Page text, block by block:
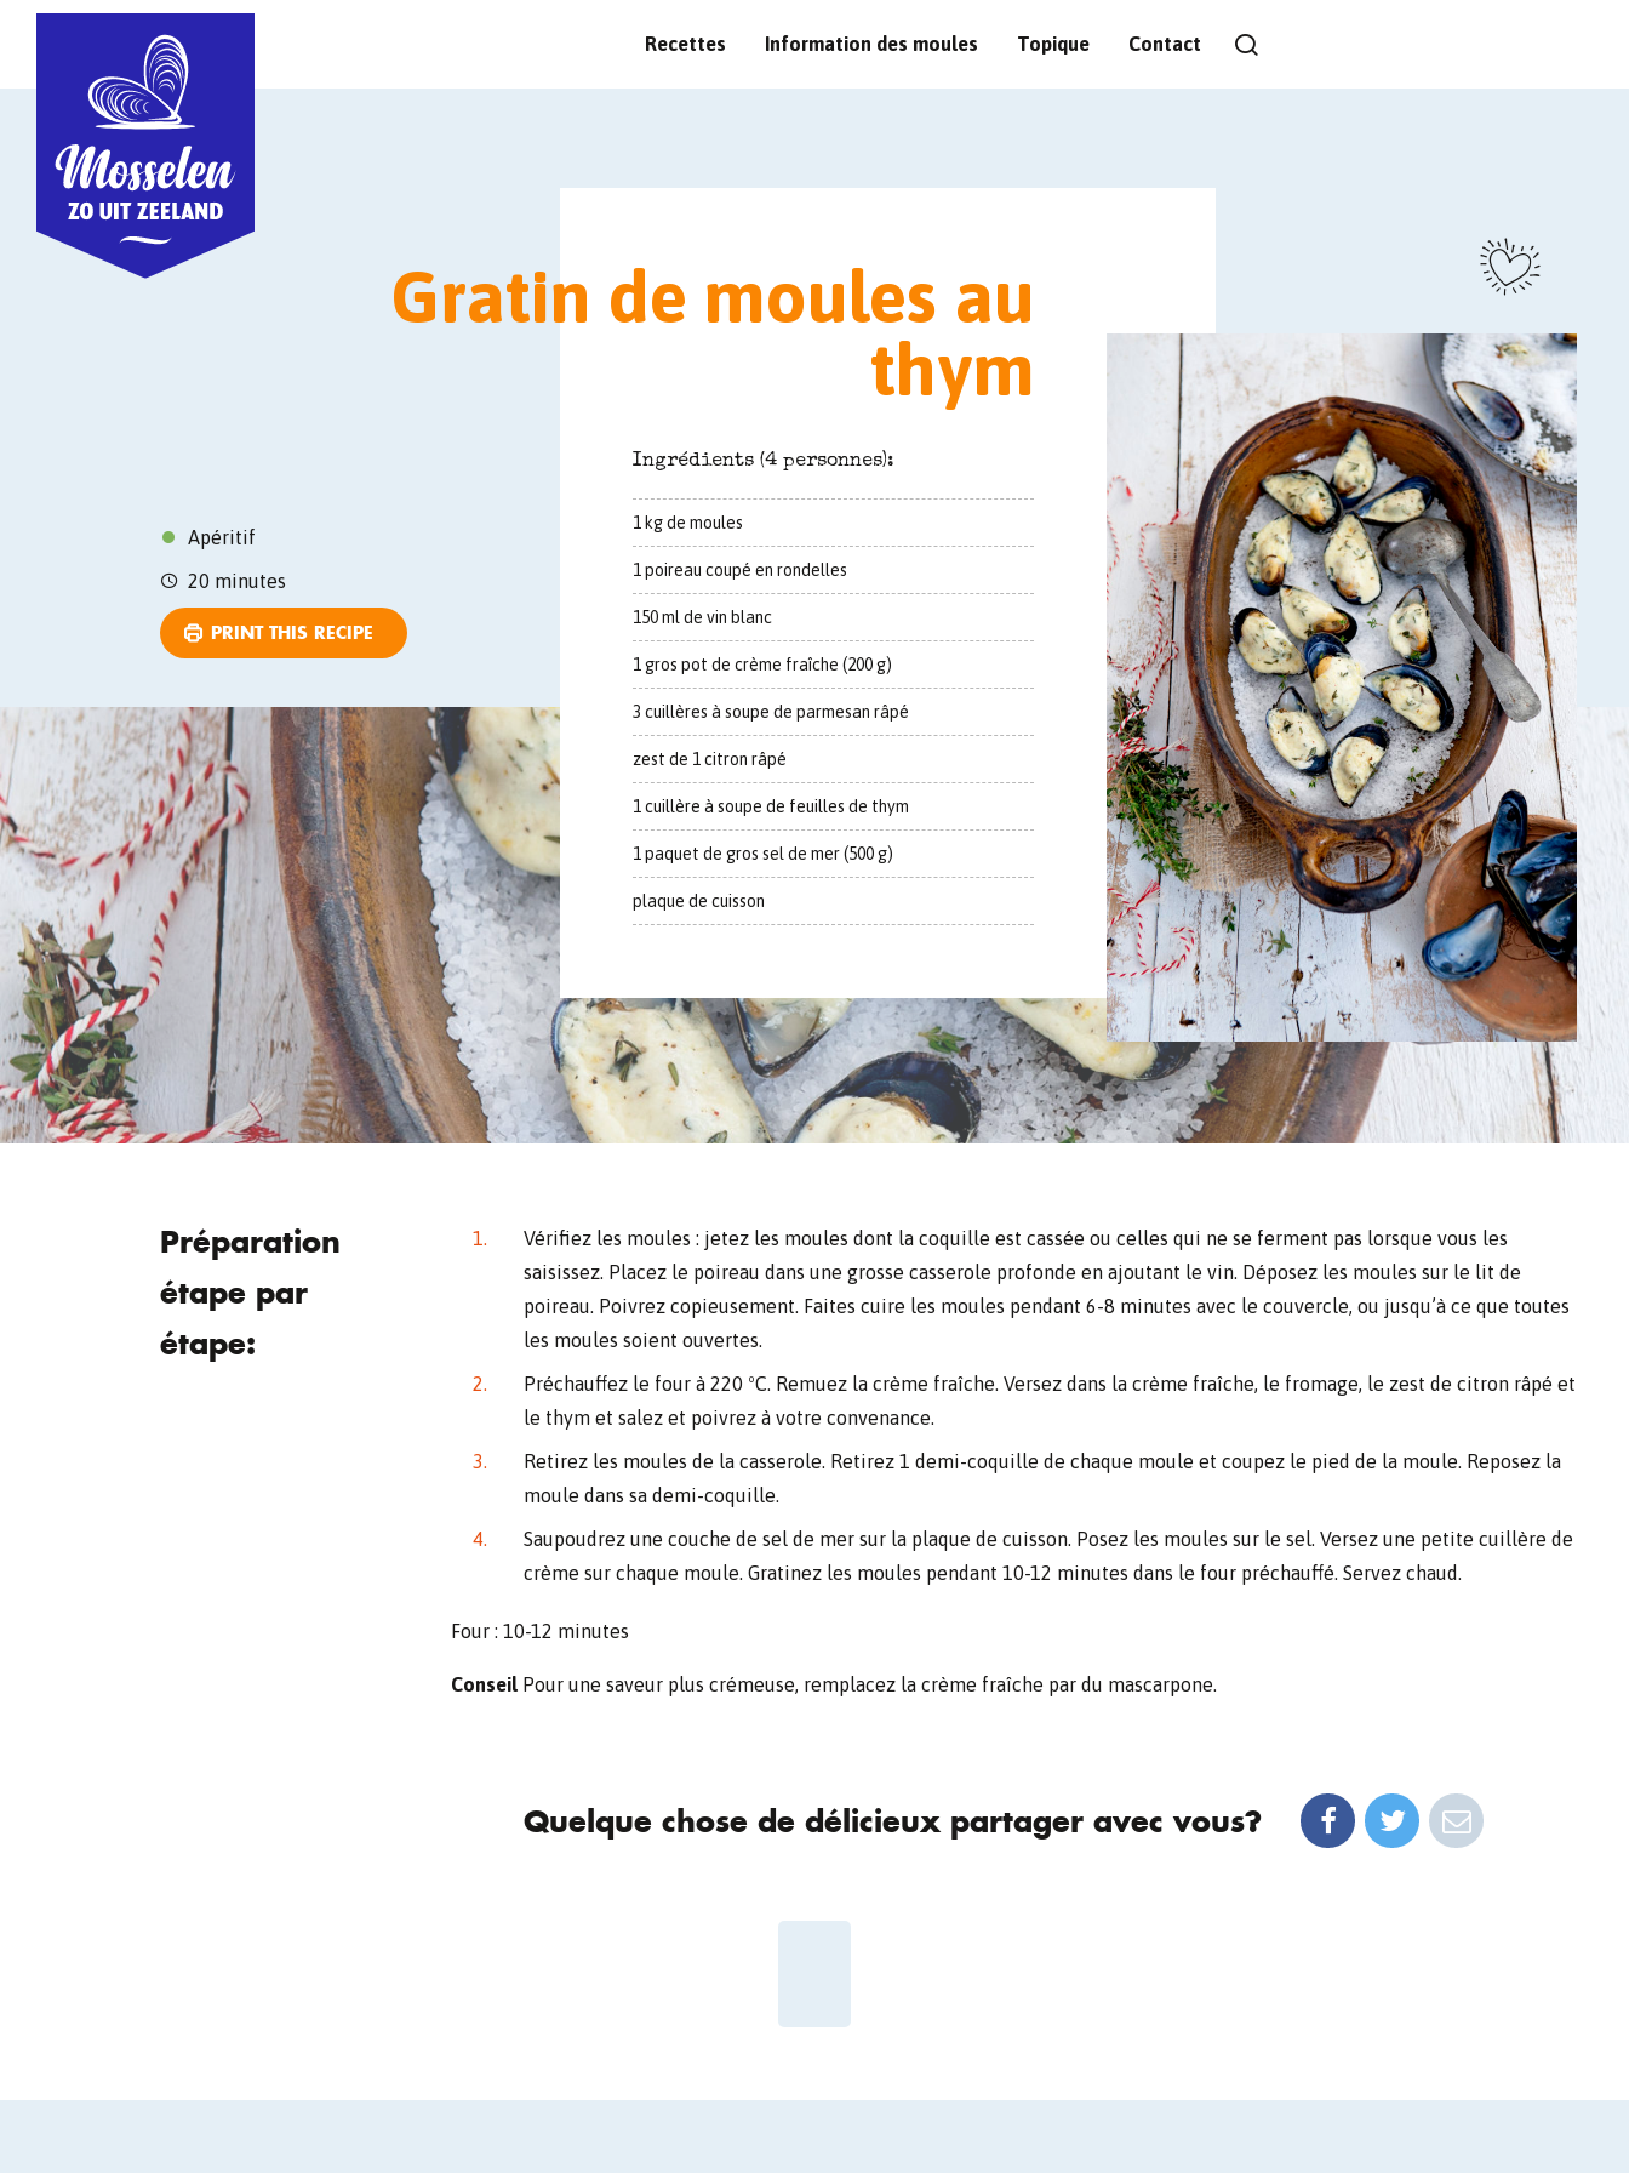
Recettes Information des moules Topique Contact
Gratin de moules au
thym
Ingrédients (4 personnes):
1 kg de moules
1 poireau coupé en rondelles
150 ml de vin blanc
1 gros pot de crème fraîche (200 g)
3 cuillères à soupe de parmesan râpé
zest de 1 citron râpé
1 cuillère à soupe de feuilles de thym
1 paquet de gros sel de mer (500 g)
plaque de cuisson
Apéritif
20 minutes
PRINT THIS RECIPE
Préparation
étape par
étape:
Vérifiez les moules : jetez les moules dont la coquille est cassée ou celles qui ne se ferment pas lorsque vous les
saisissez. Placez le poireau dans une grosse casserole profonde en ajoutant le vin. Déposez les moules sur le lit de
poireau. Poivrez copieusement. Faites cuire les moules pendant 6-8 minutes avec le couvercle, ou jusqu’à ce que toutes
les moules soient ouvertes.
Préchauffez le four à 220 ºC. Remuez la crème fraîche. Versez dans la crème fraîche, le fromage, le zest de citron râpé et
le thym et salez et poivrez à votre convenance.
Retirez les moules de la casserole. Retirez 1 demi-coquille de chaque moule et coupez le pied de la moule. Reposez la
moule dans sa demi-coquille.
Saupoudrez une couche de sel de mer sur la plaque de cuisson. Posez les moules sur le sel. Versez une petite cuillère de
crème sur chaque moule. Gratinez les moules pendant 10-12 minutes dans le four préchauffé. Servez chaud.
Four : 10-12 minutes
Conseil Pour une saveur plus crémeuse, remplacez la crème fraîche par du mascarpone.
Quelque chose de délicieux partager avec vous?